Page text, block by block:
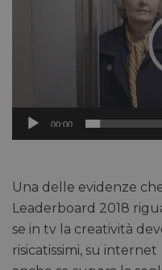
00:00
Una delle evidenze
Leaderboard 2018
se in tv la creatività
risicatissimi, su